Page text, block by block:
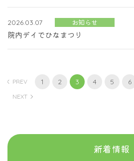
2026.03.07 お知らせ
院内デイでひなまつり
PREV 1 2 3 4 5 6
NEXT
新着情報